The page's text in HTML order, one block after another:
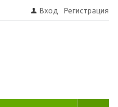
Вход Регистрация